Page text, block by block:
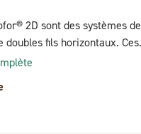
2D sont des systèmes de
doubles fils horizontaux. Ces
complets garantissent